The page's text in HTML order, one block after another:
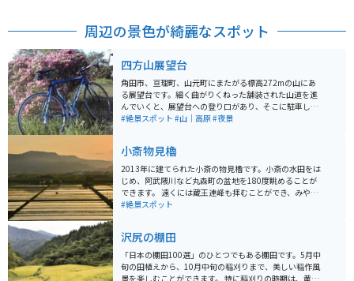
周辺の景色が綺麗なスポット
四方山展望台
角田市、亘理町、山元町にまたがる標高272mの山にあ
る展望台です。細く曲がりくねった舗装された山道を進
んでいくと、展望台への登り口があり、そこに駐車して
15分ほど歩きます。ちゃんとした駐車場はありません。
り、トイレと滑り台があります。
#絶景スポット #山｜高原#夜景
小斎物見櫓
2013年に建てられた小斎の物見櫓です。小斎の水田をは
じめ、阿武隈川など丸森町の盆地を180度眺めることが
できます。 遠くには蔵王連峰も拝むことができ、みやぎ
蔵王三十六景の一つにもなっています。夕日スポットと
#絶景スポット
沢尻の棚田
「日本の棚田100選」のひとつでもある棚田です。5月中
旬の田植えから、10月中旬の稲刈りまで、美しい稲作風
景を楽しむことができます。 特に稲刈りの時期は、黄金